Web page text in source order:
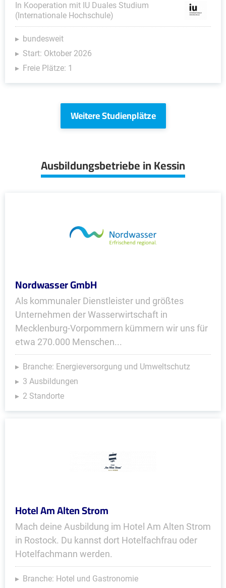
In Kooperation mit IU Duales Studium
(Internationale Hochschule)
bundesweit
Start: Oktober 2026
Freie Plätze: 1
Weitere Studienplätze
Ausbildungsbetriebe in Kessin
Nordwasser GmbH
Als kommunaler Dienstleister und größtes
Unternehmen der Wasserwirtschaft in
Mecklenburg-Vorpommern kümmern wir uns für
etwa 270.000 Menschen...
Branche: Energieversorgung und Umweltschutz
3 Ausbildungen
2 Standorte
Hotel Am Alten Strom
Mach deine Ausbildung im Hotel Am Alten Strom
in Rostock. Du kannst dort Hotelfachfrau oder
Hotelfachmann werden.
Branche: Hotel und Gastronomie